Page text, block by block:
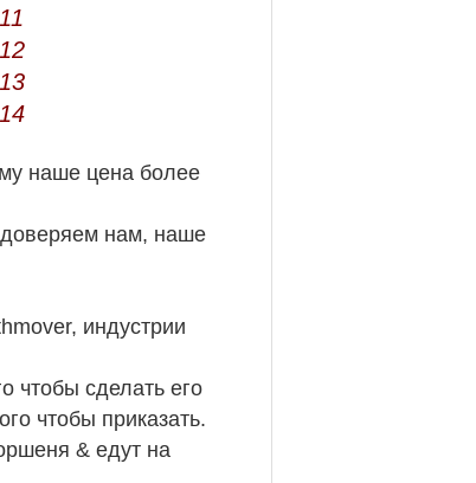
наше цена более
нам, наше
индустрии
чтобы сделать его
чтобы приказать.
& едут на